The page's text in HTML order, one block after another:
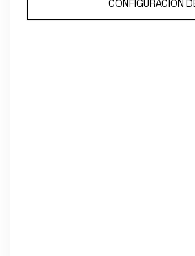
El contenido de esta página web está
propiedad de H&M Hennes & Mauritz AB.
CONFIGURACIÓN